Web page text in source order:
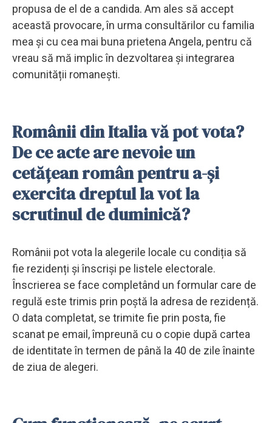
propusa de el de a candida. Am ales să accept
această provocare, în urma consultărilor cu familia
mea și cu cea mai buna prietena Angela, pentru că
vreau să mă implic în dezvoltarea și integrarea
comunității romanești.
Românii din Italia vă pot vota?
De ce acte are nevoie un
cetăţean român pentru a-și
exercita dreptul la vot la
scrutinul de duminică?
Românii pot vota la alegerile locale cu condiția să
fie rezidenți și înscriși pe listele electorale.
Înscrierea se face completând un formular care de
regulă este trimis prin poștă la adresa de rezidență.
O data completat, se trimite fie prin posta, fie
scanat pe email, împreună cu o copie după cartea
de identitate în termen de până la 40 de zile înainte
de ziua de alegeri.